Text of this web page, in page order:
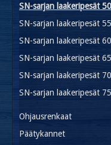
SN-sarjan laakeripesät
SN-sarjan laakeripesät
SN-sarjan laakeripesät
SN-sarjan laakeripesät
SN-sarjan laakeripesät
SN-sarjan laakeripesät
Ohjausrenkaat
Päätykannet